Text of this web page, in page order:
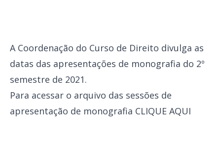
A Coordenação do Curso de Direito divulga as
datas das apresentações de monografia do 2º
semestre de 2021.
Para acessar o arquivo das sessões de
apresentação de monografia CLIQUE AQUI